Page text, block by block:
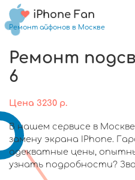
iPhone Fan
Ремонт айфонов в Москве
Ремонт
6
Цена 3230 р.
В нашем сервисе в
замену экрана IPhone.
адекватные цены,
узнать подробности?